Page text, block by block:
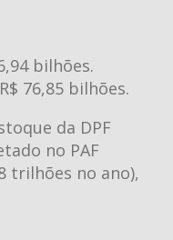
bilhões.
R$ 76,85 bilhões.
da DPF
no PAF
trilhões no ano),